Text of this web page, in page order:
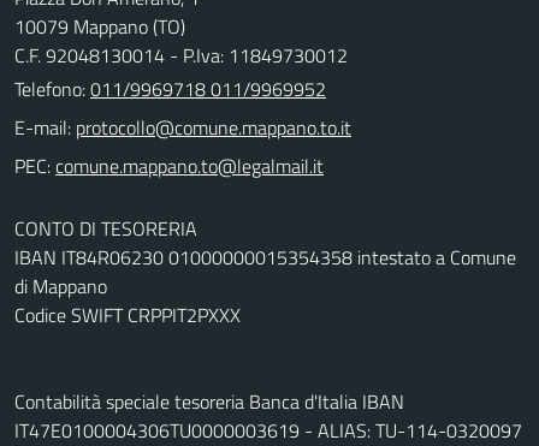
10079 Mappano (TO)
C.F. 92048130014 - P.Iva: 11849730012
Telefono:011/9969718 011/9969952
E-mail:
PEC:
CONTO DI TESORERIA
IBAN IT84R06230 01000000015354358 intestato a Comune
di Mappano
Codice SWIFT CRPPIT2PXXX
Contabilità speciale tesoreria Banca d'Italia IBAN
IT47E0100004306TU0000003619 - ALIAS: TU-114-0320097